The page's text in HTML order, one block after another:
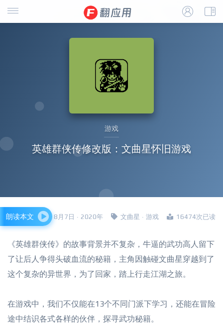
游戏
英雄群侠传修改版：文曲星怀旧游戏
四哥 · 8月7日 · 2020年 文曲星 · 游戏 16474次已读
朗读本文
《英雄群侠传》的故事背景并不复杂，牛逼的武功高人留下
了让后人争得头破血流的秘籍，主角因触碰文曲星穿越到了
这个复杂的异世界，为了回家，踏上行走江湖之旅。
在游戏中，我们不仅能在13个不同门派下学习，还能在冒险
途中结识各式各样的伙伴，探寻武功秘籍。